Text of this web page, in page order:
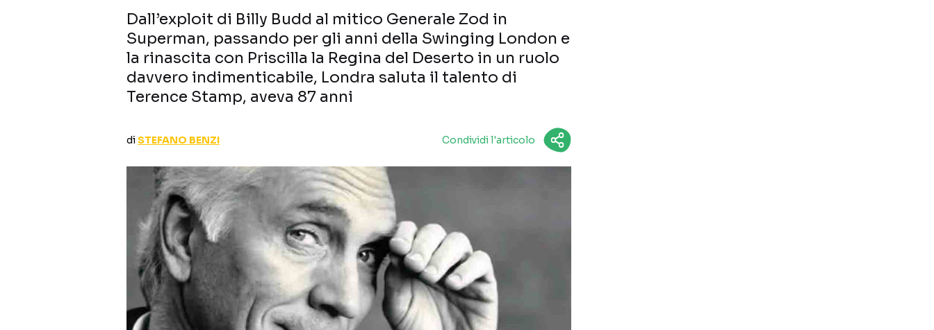
Dall’exploit di Billy Budd al mitico Generale Zod in
Superman, passando per gli anni della Swinging London e
la rinascita con Priscilla la Regina del Deserto in un ruolo
davvero indimenticabile, Londra saluta il talento di
Terence Stamp, aveva 87 anni
diSTEFANO BENZI Condividi l'articolo